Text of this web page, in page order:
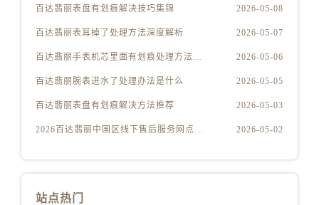
安徽省六安市金安区解放中路百达翡丽售后服务中心（需提前预约）
百达翡丽表盘有划痕解决技巧集锦 2026-05-08
百达翡丽表耳掉了处理方法深度解析 2026-05-07
2026-05-06
百达翡丽腕表进水了处理办法是什么 2026-05-05
百达翡丽表盘有划痕解决方法推荐 2026-05-03
2026-05-02
站点热门